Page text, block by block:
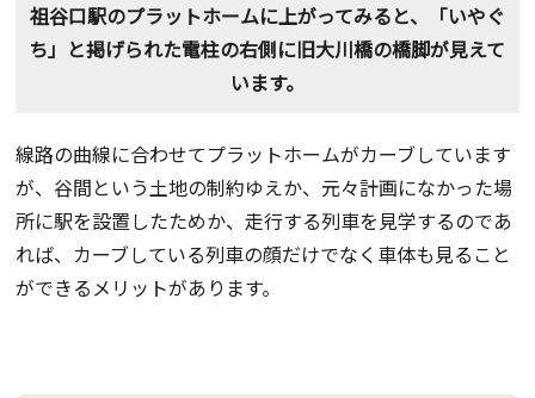
祖谷口駅のプラットホームに上がってみると、「いやぐ
ち」と掲げられた電柱の右側に旧大川橋の橋脚が見えて
います。
線路の曲線に合わせてプラットホームがカーブしています
が、谷間という土地の制約ゆえか、元々計画になかった場
所に駅を設置したためか、走行する列車を見学するのであ
れば、カーブしている列車の顔だけでなく車体も見ること
ができるメリットがあります。